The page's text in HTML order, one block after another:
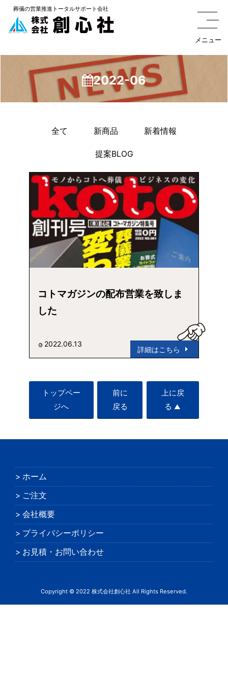
葬儀の営業推進トータルサポート会社
メニュー
2022-06
全て 新商品 新着情報
提案BLOG
コトマガジンの配布営業を致しま
した
2022.06.13
詳細はこちら
トップペー
ジへ
前に
戻る
上に戻
る▲
ホーム
ご注文
会社概要
プライバシーポリシー
お見積・お問い合わせ
Copyright © 2022 株式会社創心社 All Rights Reserved.